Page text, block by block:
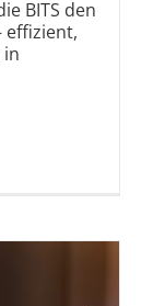
BITS den
effizient,